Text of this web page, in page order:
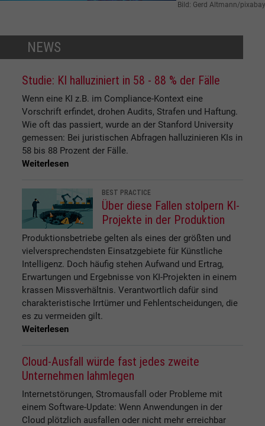
Bild: Gerd Altmann/pixabay
NEWS
Studie: KI halluziniert in 58 - 88 % der Fälle
Wenn eine KI z.B. im Compliance-Kontext eine
Vorschrift erfindet, drohen Audits, Strafen und Haftung.
Wie oft das passiert, wurde an der Stanford University
gemessen: Bei juristischen Abfragen halluzinieren KIs in
58 bis 88 Prozent der Fälle.
Weiterlesen
BEST PRACTICE
Über diese Fallen stolpern KI-
Projekte in der Produktion
Produktionsbetriebe gelten als eines der größten und
vielversprechendsten Einsatzgebiete für Künstliche
Intelligenz. Doch häufig stehen Aufwand und Ertrag,
Erwartungen und Ergebnisse von KI-Projekten in einem
krassen Missverhältnis. Verantwortlich dafür sind
charakteristische Irrtümer und Fehlentscheidungen, die
es zu vermeiden gilt.
Weiterlesen
Cloud-Ausfall würde fast jedes zweite
Unternehmen lahmlegen
Internetstörungen, Stromausfall oder Probleme mit
einem Software-Update: Wenn Anwendungen in der
Cloud plötzlich ausfallen oder nicht mehr erreichbar